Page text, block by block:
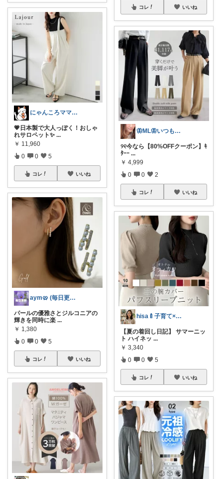
にゃんころママROOM
💗日本製で大人っぽく！おしゃ
れサロペット✨ ...
￥ 11,960
0 0 5
コレ いいね
aym🥨 (毎日更新してます🙌)
パールの優雅さとジルコニアの
輝きを同時に楽 ...
￥ 1,380
0 0 5
コレ いいね
コレ いいね
🦋ML🦋いつもありがとう💓
୨୧今なら【80%OFFクーポン】ｷ
ﾀｰｰ ...
￥ 4,999
0 0 2
コレ いいね
hisa🍼子育て×大人可愛いお気に入り
【夏の着回し日記】 サマーニッ
ト ハイネッ ...
￥ 3,340
0 0 5
コレ いいね